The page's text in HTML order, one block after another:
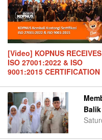
[Video] KOPNUS RECEIVES
ISO 27001:2022 & ISO
9001:2015 CERTIFICATION